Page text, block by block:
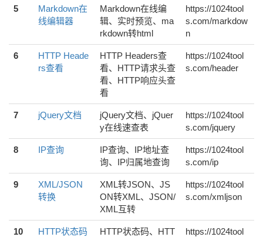
5
Markdown在
线编辑器
Markdown在线编
辑、实时预览、ma
rkdown转html
https://1024tool
s.com/markdow
n
6
HTTP Heade
rs查看
HTTP Headers查
看、HTTP请求头查
看、HTTP响应头查
看
https://1024tool
s.com/header
7 jQuery文档
jQuery文档、jQuer
y在线速查表
https://1024tool
s.com/jquery
8 IP查询
IP查询、IP地址查
询、IP归属地查询
https://1024tool
s.com/ip
9
XML/JSON
转换
XML转JSON、JS
ON转XML、JSON/
XML互转
https://1024tool
s.com/xmljson
10 HTTP状态码
HTTP状态码、HTT
https://1024tool